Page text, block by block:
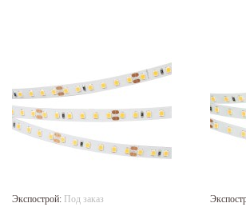
Экспострой: Под заказ